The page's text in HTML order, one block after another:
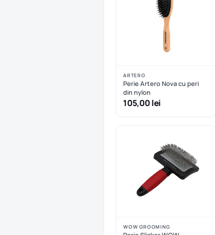
ARTERO
Perie Artero Nova cu peri
din nylon
105,00 lei
WOW GROOMING